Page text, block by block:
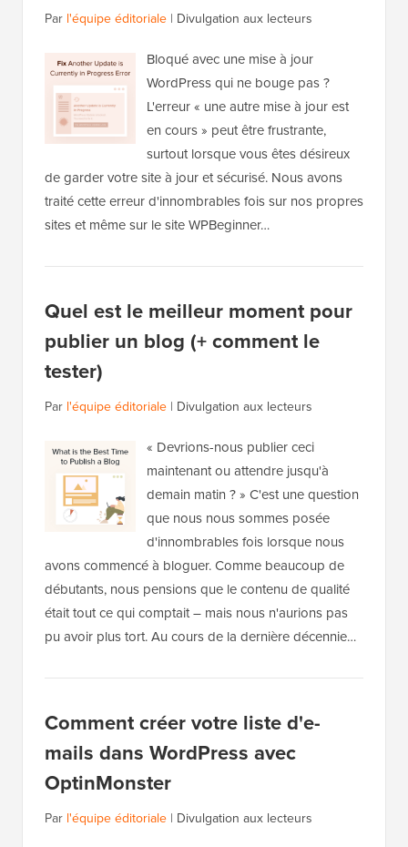
Par l'équipe éditoriale | Divulgation aux lecteurs
Bloqué avec une mise à jour
WordPress qui ne bouge pas ?
L'erreur « une autre mise à jour est
en cours » peut être frustrante,
surtout lorsque vous êtes désireux
de garder votre site à jour et sécurisé. Nous avons
traité cette erreur d'innombrables fois sur nos propres
sites et même sur le site WPBeginner…
Quel est le meilleur moment pour
publier un blog (+ comment le
tester)
Par l'équipe éditoriale | Divulgation aux lecteurs
« Devrions-nous publier ceci
maintenant ou attendre jusqu'à
demain matin ? » C'est une question
que nous nous sommes posée
d'innombrables fois lorsque nous
avons commencé à bloguer. Comme beaucoup de
débutants, nous pensions que le contenu de qualité
était tout ce qui comptait – mais nous n'aurions pas
pu avoir plus tort. Au cours de la dernière décennie…
Comment créer votre liste d'e-
mails dans WordPress avec
OptinMonster
Par l'équipe éditoriale | Divulgation aux lecteurs